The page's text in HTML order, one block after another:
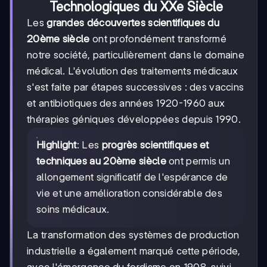
Technologiques du XXe Siècle
Lesgrandes découvertes scientifiques du
20ème siècle ont profondément transformé
notre société, particulièrement dans le domaine
médical. L'évolution des traitements médicaux
s'est faite par étapes successives : des vaccins
et antibiotiques des années 1920-1960 aux
thérapies géniques développées depuis 1990.
Highlight: Les progrès scientifiques et
techniques au 20ème siècleont permis un
allongement significatif de l'espérance de
vie et une amélioration considérable des
soins médicaux.
La transformation des systèmes de production
industrielle a également marqué cette période,